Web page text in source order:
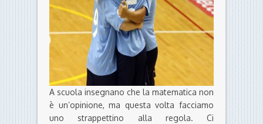
A scuola insegnano che la matematica non
è un’opinione, ma questa volta facciamo
uno strappettino alla regola. Ci